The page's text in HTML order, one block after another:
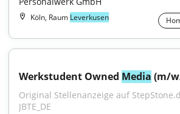
Köln, Raum Leverkusen
Werkstudent Owned Media (m/
Original Stellenanzeige auf
JBTE_DE